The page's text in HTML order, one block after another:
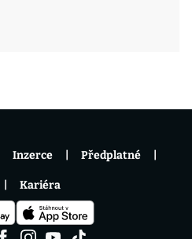
Inzerce Předplatné
Kariéra